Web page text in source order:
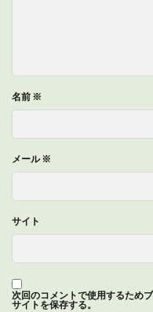
名前 ※
メール※
サイト
次回のコメントで使用するため
サイトを保存する。